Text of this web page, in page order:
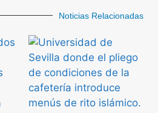
Noticias Relacionadas